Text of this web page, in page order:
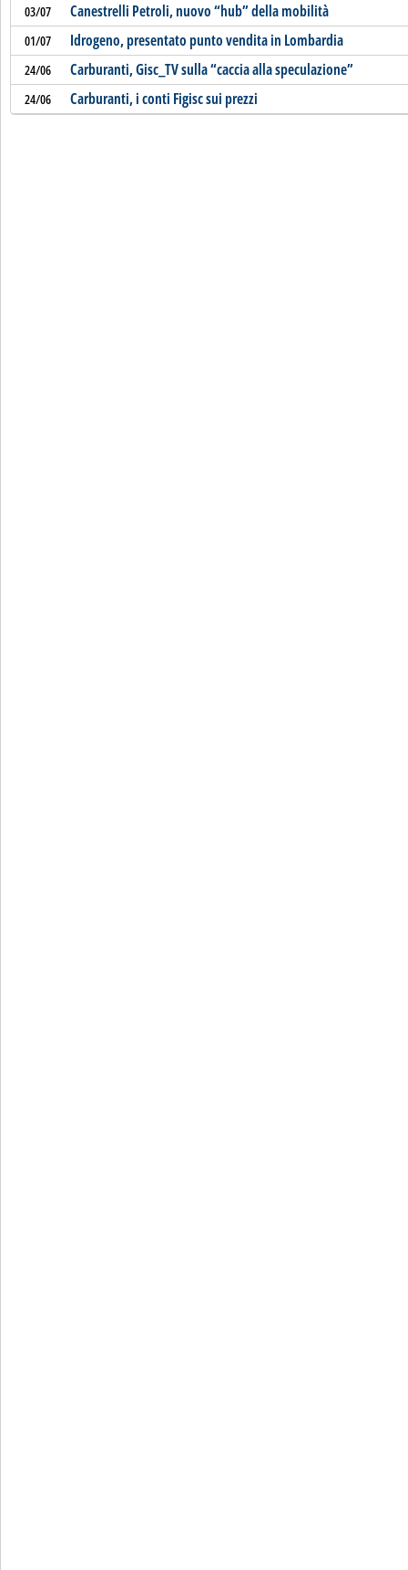
03/07 Canestrelli Petroli, nuovo “hub” della mobilità
01/07 Idrogeno, presentato punto vendita in Lombardia
24/06 Carburanti, Gisc_TV sulla “caccia alla speculazione”
24/06 Carburanti, i conti Figisc sui prezzi